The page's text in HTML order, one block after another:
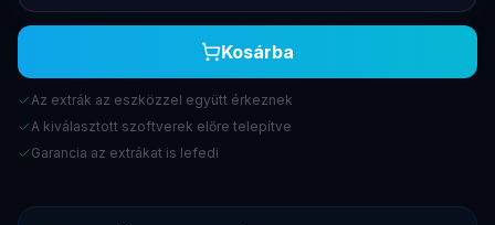
Kosárba
Az extrák az eszközzel együtt érkeznek
A kiválasztott szoftverek előre telepítve
Garancia az extrákat is lefedi